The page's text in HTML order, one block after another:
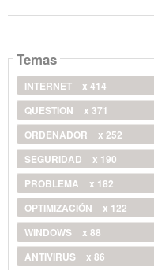
Temas
INTERNET
x 414
QUESTION
x 371
ORDENADOR
x 252
SEGURIDAD
x 190
PROBLEMA
x 182
OPTIMIZACIÓN
x 122
WINDOWS
x 88
ANTIVIRUS
x 86